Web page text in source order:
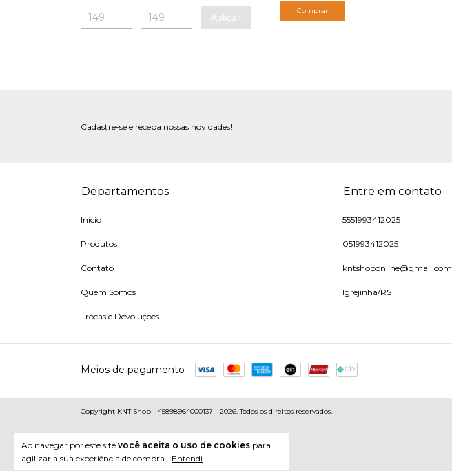
Ao navegar por este site você aceita o uso de cookies para
agilizar a sua experiência de compra. Entendi
Aplicar
Comprar
Cadastre-se e receba nossas novidades!
Departamentos
Início
Produtos
Contato
Quem Somos
Trocas e Devoluções
Entre em contato
5551993412025
051993412025
kntshoponline@gmail.com
Igrejinha/RS
Meios de pagamento
Copyright KNT Shop - 45898964000137 - 2026. Todos os direitos reservados.